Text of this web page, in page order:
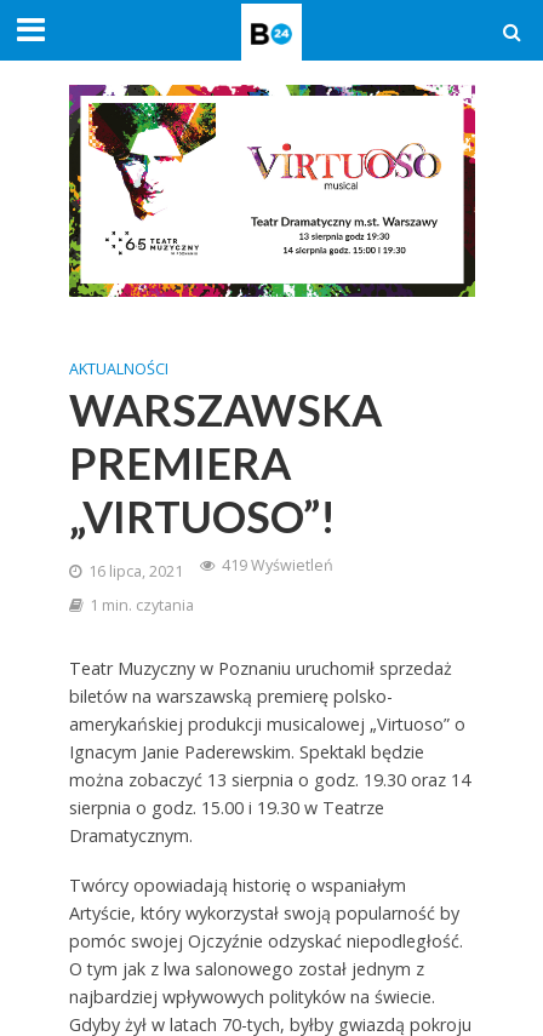
AKTUALNOŚCI
WARSZAWSKA
PREMIERA
„VIRTUOSO”!
16 lipca, 2021
419 Wyświetleń
1 min. czytania
Teatr Muzyczny w Poznaniu uruchomił sprzedaż
biletów na warszawską premierę polsko-
amerykańskiej produkcji musicalowej „Virtuoso” o
Ignacym Janie Paderewskim. Spektakl będzie
można zobaczyć 13 sierpnia o godz. 19.30 oraz 14
sierpnia o godz. 15.00 i 19.30 w Teatrze
Dramatycznym.
Twórcy opowiadają historię o wspaniałym
Artyście, który wykorzystał swoją popularność by
pomóc swojej Ojczyźnie odzyskać niepodległość.
O tym jak z lwa salonowego został jednym z
najbardziej wpływowych polityków na świecie.
Gdyby żył w latach 70-tych, byłby gwiazdą pokroju